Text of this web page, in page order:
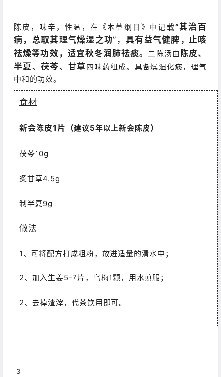
陈皮，味辛，性温，在《本草纲目》中记载“其治百
病，总取其理气燥湿之功”， 具有益气健脾，止咳
祛燥等功效，适宜秋冬润肺祛痰。二陈汤由 陈皮、
半夏、茯苓、甘草四味药组成。具备燥湿化痰，理气
中和的功效。
食材
新会陈皮1片（建议5年以上新会陈皮）
茯苓10g
炙甘草4.5g
制半夏9g
做法
1、可将配方打成粗粉，放进适量的清水中；
2、加入生姜5-7片，乌梅1颗，用水煎服；
2、去掉渣滓，代茶饮用即可。
3